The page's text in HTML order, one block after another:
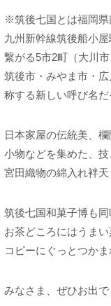
※筑後七国とは福岡
九州新幹線筑後船小
繋がる5市2町（大川
筑後市・みやま市・
称する新しい呼び名だ
日本家屋の伝統美、欄
小物などを集めた、技
宮田織物の綿入れ袢天
筑後七国和菓子博も同
お茶どころにはうま
コピーにぐっとつか
みなさま、ぜひお出で